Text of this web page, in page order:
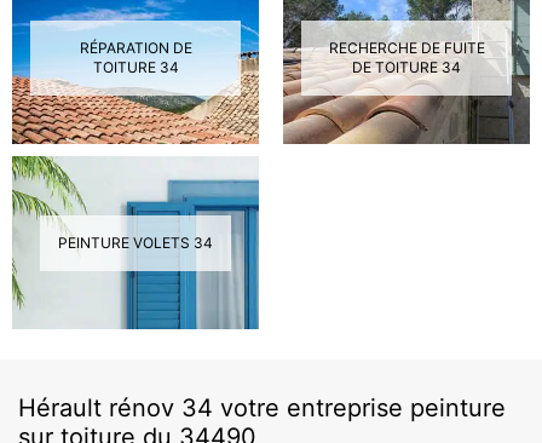
RÉPARATION DE
TOITURE 34
RECHERCHE DE FUITE
DE TOITURE 34
PEINTURE VOLETS 34
Hérault rénov 34 votre entreprise peinture